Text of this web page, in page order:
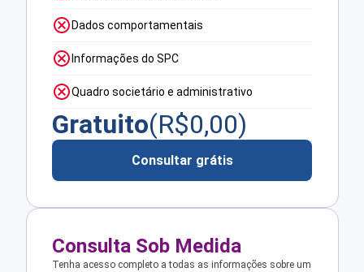
Dados comportamentais
Informações do SPC
Quadro societário e administrativo
Gratuito(R$0,00)
Consultar grátis
Consulta Sob Medida
Tenha acesso completo a todas as informações sobre um